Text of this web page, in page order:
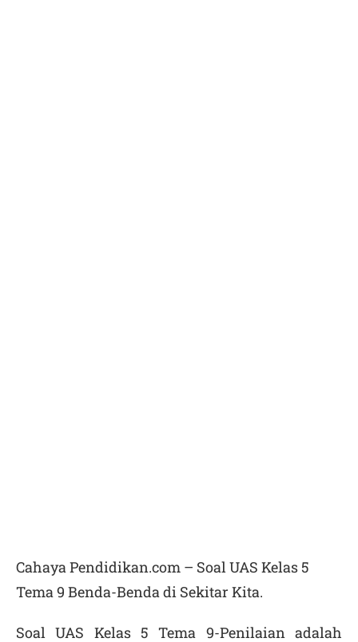
Cahaya Pendidikan.com – Soal UAS Kelas 5
Tema 9 Benda-Benda di Sekitar Kita.
Soal UAS Kelas 5 Tema 9-Penilaian adalah